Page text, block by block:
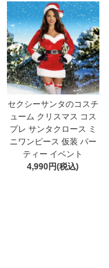
セクシーサンタのコスチ
ューム クリスマス コス
プレ サンタクロース ミ
ニワンピース 仮装 パー
ティー イベント
4,990円(税込)